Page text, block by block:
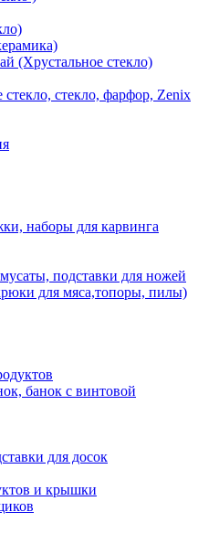
(Хрустальное стекло)
стекло, фарфор, Zenix
наборы для карвинга
подставки для ножей
для мяса,топоры, пилы)
банок с винтовой
для досок
и крышки